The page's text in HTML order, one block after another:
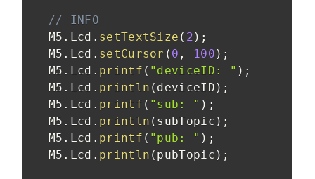
// INFO
  M5
. Lcd . setTextSize ( 2 ) ;
  M5
. Lcd . setCursor ( 0 , 100 ) ;
  M5
. Lcd . printf ( "deviceID: " ) ;
  M5
. Lcd . println ( deviceID ) ;
  M5
. Lcd . printf ( "sub: " ) ;
  M5
. Lcd . println ( subTopic ) ;
  M5
. Lcd . printf ( "pub: " ) ;
  M5
. Lcd . println ( pubTopic ) ;